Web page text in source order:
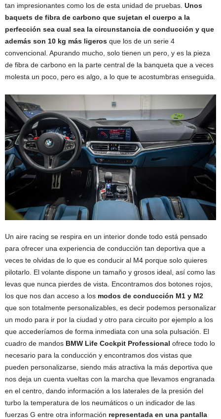
tan impresionantes como los de esta unidad de pruebas. Unos
baquets de fibra de carbono que sujetan el cuerpo a la
perfección sea cual sea la circunstancia de conducción y que
además son 10 kg más ligeros que los de un serie 4
convencional. Apurando mucho, solo tienen un pero, y es la pieza
de fibra de carbono en la parte central de la banqueta que a veces
molesta un poco, pero es algo, a lo que te acostumbras enseguida.
Un aire racing se respira en un interior donde todo está pensado
para ofrecer una experiencia de conducción tan deportiva que a
veces te olvidas de lo que es conducir al M4 porque solo quieres
pilotarlo. El volante dispone un tamaño y grosos ideal, así como las
levas que nunca pierdes de vista. Encontramos dos botones rojos,
los que nos dan acceso a los modos de conducción M1 y M2
que son totalmente personalizables, es decir podemos personalizar
un modo para ir por la ciudad y otro para circuito por ejemplo a los
que accederíamos de forma inmediata con una sola pulsación. El
cuadro de mandos BMW Life Cockpit Professional ofrece todo lo
necesario para la conducción y encontramos dos vistas que
pueden personalizarse, siendo más atractiva la más deportiva que
nos deja un cuenta vueltas con la marcha que llevamos engranada
en el centro, dando información a los laterales de la presión del
turbo la temperatura de los neumáticos o un indicador de las
fuerzas G entre otra información representada en una pantalla